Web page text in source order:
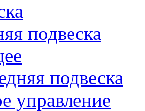
подвеска
подвеска
управление